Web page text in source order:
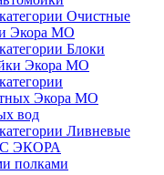
Очистные
Экора МО
Блоки
Экора МО
Экора МО
вод
Ливневые
ЭКОРА
полками